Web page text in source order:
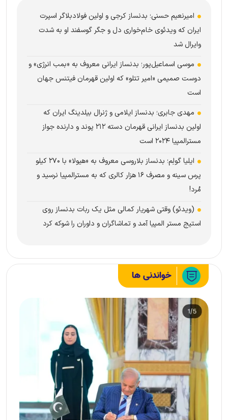
امیرنعیم حسنی؛ بدنساز کرجی و اولین فولادبلاگر اسپرت
ایران که ویدئوی خام‌خواری دل و جگر گوسفند او به شدت
وایرال شد
موسی اسماعیل‌پور؛ بدنساز ایرانی معروف به «بمب انرژی» و
دوست صمیمی «امیر تتلو» که اولین قهرمان فیتنس جهان
است
مهدی جابری؛ بدنساز ایلامی و ژنرال بیلدینگ ایران که
اولین بدنساز ایرانی قهرمان دسته ۲۱۲ پوند و دارنده جواز
مسترالمپیا ۲۰۲۴ است
ایلیا گولِم؛ بدنساز بلاروسی معروف به «هیولا» با ۲۷۰ کیلو
پرس سینه و مصرف ۱۶ هزار کالری که به مسترالمپیا نرسید و
مُرد!
(ویدئو) وقتی شهریار کمالی مثل یک ربات بدنساز روی
استیج مستر المپیا آمد و تماشاگران و داوران را شوکه کرد
خواندنی ها